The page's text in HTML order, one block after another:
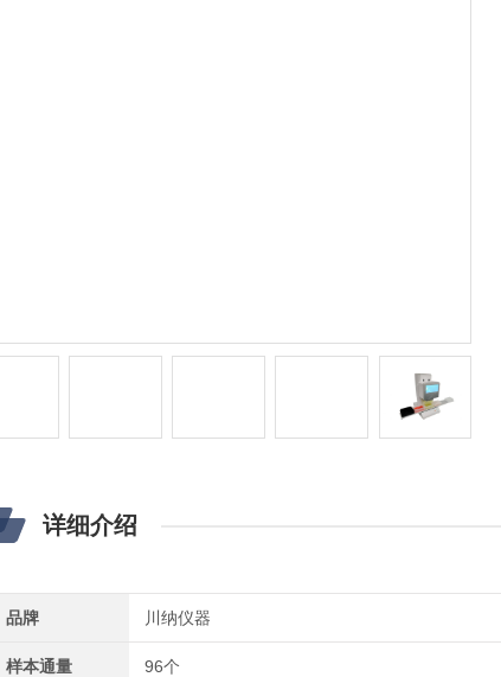
详细介绍
品牌 川纳仪器
样本通量 96个